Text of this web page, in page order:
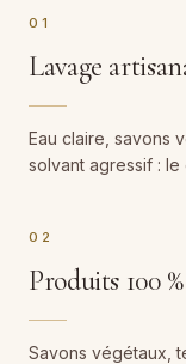
01
Lavage
Eau claire, savons
solvant agressif :
02
Produits 100
Savons végétaux,